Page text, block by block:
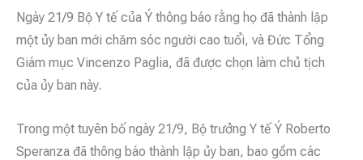
Ngày 21/9 Bộ Y tế của Ý thông báo rằng họ đã thành lập
một ủy ban mới chăm sóc người cao tuổi, và Đức Tổng
Giám mục Vincenzo Paglia, đã được chọn làm chủ tịch
của ủy ban này.
Trong một tuyên bố ngày 21/9, Bộ trưởng Y tế Ý Roberto
Speranza đã thông báo thành lập ủy ban, bao gồm các